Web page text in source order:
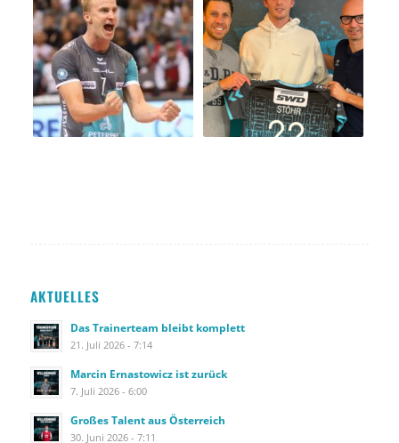
AKTUELLES
Das Trainerteam bleibt komplett
21. Juli 2026 - 7:14
Marcin Ernastowicz ist zurück
7. Juli 2026 - 6:00
Großes Talent aus Österreich
30. Juni 2026 - 7:11